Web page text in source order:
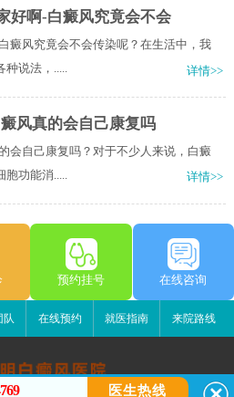
好啊-白癜风究竟会不会
癜风究竟会不会传染呢？在生活中，我
说法，.....
详情>>
风真的会自己康复吗
会自己康复吗？对于不少人来说，白癜
功能消.....
详情>>
预约挂号 在线咨询
队 在线预约 就医指南 来院路线
医生热线